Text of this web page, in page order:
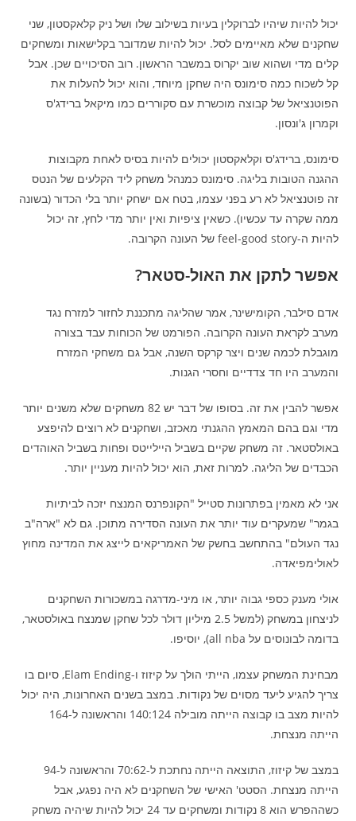
יכול להיות שיהיו לברוקלין בעיות בשילוב שלו ושל ניק קלאקסטון, שני
שחקנים שלא מאיימים לסל. יכול להיות שמדובר בקלישאות ומשחקים
קלים מדי ושהוא שוב יקרוס במשבר הראשון. רוב הסיכויים שכן. אבל
קל לשכוח כמה סימונס היה שחקן מיוחד, והוא יכול להעלות את
הפוטנציאל של קבוצה מוכשרת עם סקוררים כמו מיקאל ברידג'ס
וקמרון ג'ונסון.
סימונס, ברידג'ס וקלאקסטון יכולים להיות בסיס לאחת מקבוצות
ההגנה הטובות בליגה. סימונס כמנהל משחק ליד הקלעים של הנטס
זה פוטנציאל לא רע בפני עצמו, בטח אם ישחק יותר בלי הכדור (בשונה
ממה שקרה עד עכשיו). כשאין ציפיות ואין יותר מדי לחץ, זה יכול
להיות ה-feel-good story של העונה הקרובה.
אפשר לתקן את האול-סטאר?
אדם סילבר, הקומישינר, אמר שהליגה מתכננת לחזור למזרח נגד
מערב לקראת העונה הקרובה. הפורמט של הכוחות עבד בצורה
מוגבלת לכמה שנים ויצר קרקס השנה, אבל גם משחקי המזרח
והמערב היו חד צדדיים וחסרי הגנות.
אפשר להבין את זה. בסופו של דבר יש 82 משחקים שלא משנים יותר
מדי וגם בהם המאמץ ההגנתי מאכזב, ושחקנים לא רוצים להיפצע
באולסטאר. זה משחק שקיים בשביל היילייטס ופחות בשביל האוהדים
הכבדים של הליגה. למרות זאת, הוא יכול להיות מעניין יותר.
אני לא מאמין בפתרונות סטייל "הקונפרנס המנצח יזכה לביתיות
בגמר" שמעקרים עוד יותר את העונה הסדירה מתוכן. גם לא "ארה"ב
נגד העולם" בהתחשב בחשק של האמריקאים לייצג את המדינה מחוץ
לאולימפיאדה.
אולי מענק כספי גבוה יותר, או מיני-מדרגה במשכורות השחקנים
לניצחון במשחק (למשל 2.5 מיליון דולר לכל שחקן שמנצח באולסטאר,
בדומה לבונוסים על all nba), יוסיפו.
מבחינת המשחק עצמו, הייתי הולך על קיזוז ו-Elam Ending, סיום בו
צריך להגיע ליעד מסוים של נקודות. במצב בשנים האחרונות, היה יכול
להיות מצב בו קבוצה הייתה מובילה 140:124 והראשונה ל-164
הייתה מנצחת.
במצב של קיזוז, התוצאה הייתה נחתכת ל-70:62 והראשונה ל-94
הייתה מנצחת. הסטט' האישי של השחקנים לא היה נפגע, אבל
כשההפרש הוא 8 נקודות ומשחקים עד 24 יכול להיות שיהיה משחק